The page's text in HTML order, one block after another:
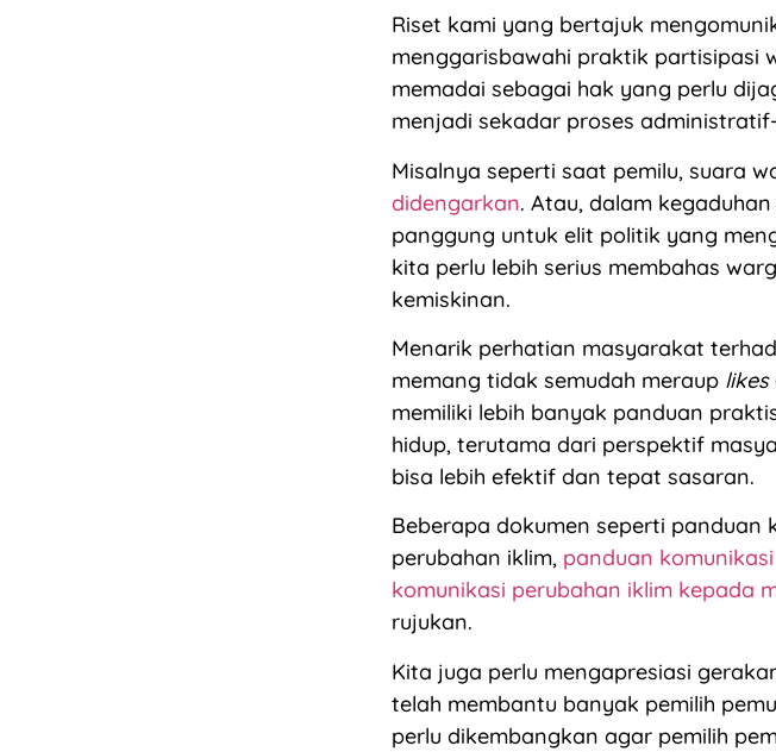
Riset kami yang bertajuk
menggarisbawahi praktik partisipasi
memadai sebagai hak yang perlu
menjadi sekadar proses
Misalnya seperti saat pemilu, suara
didengarkan. Atau, dalam
panggung untuk elit politik yang
kita perlu lebih serius membahas
kemiskinan.
Menarik perhatian masyarakat
memang tidak semudah meraup likes
memiliki lebih banyak panduan
hidup, terutama dari perspektif
bisa lebih efektif dan tepat sasaran.
Beberapa dokumen seperti panduan
perubahan iklim, panduan
komunikasi perubahan iklim kepada
rujukan.
Kita juga perlu mengapresiasi
telah membantu banyak pemilih
perlu dikembangkan agar pemilih